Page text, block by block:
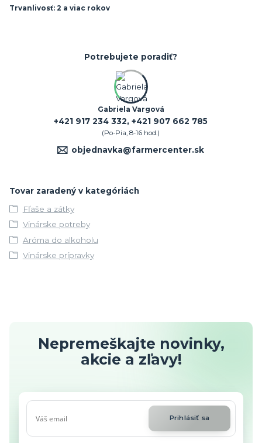
Trvanlivosť: 2 a viac rokov
Potrebujete poradiť?
Gabriela Vargová
+421 917 234 332, +421 907 662 785
(Po-Pia, 8-16 hod.)
objednavka@farmercenter.sk
Tovar zaradený v kategóriách
Fľaše a zátky
Vinárske potreby
Aróma do alkoholu
Vinárske prípravky
Nepremeškajte novinky,
akcie a zľavy!
Prihlásiť sa